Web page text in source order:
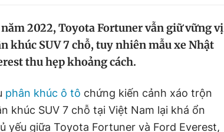
2022, Toyota Fortuner vẫn giữ vững vị
khúc SUV 7 chỗ, tuy nhiên mẫu xe Nhật
thu hẹp khoảng cách.
phân khúc ô tô chứng kiến cảnh xáo trộn
khúc SUV 7 chỗ tại Việt Nam lại khá ổn
yếu giữa Toyota Fortuner và Ford Everest,